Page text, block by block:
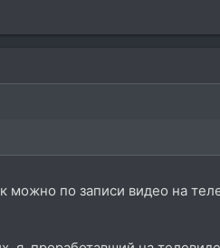
можно по записи видео на